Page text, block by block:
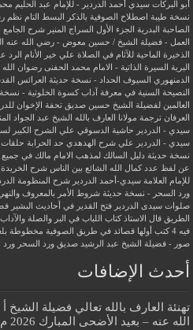
أبو البركات سيدي أحمد الدردير - للإمام عبد الحليم
نسخة طيبة اصطلاح الصوفية بالذكر البسط التام
الصاحبة البدرية
الجزء الأول السراج المنير شرح
العمل - فضيلة الشيخ / حسين معوض - رضي الله عنه
الذخيرة الماحية للآثام في الصلاة علي خير الأنام
الرد
البرية
السيرة الذاتية - الامام محمد الحفنى رضوان الله
الدمنهوري
السيوف الحداد - نسخة حديثة العرائس
النصيحة السنية في معرفة آداب كسوة الخلوتية -
العالمين لفضيلة الشيخ حسين صديق
تحفة الإخوان
العرفان ترجمة مولانا العارف بالله الشيخ عبد الجواد
سيدي - الدردير
حاشية الدسوقي علي الشرح الكبير
سيدي - الدردير علي شرح الهدهدي حد الحرابة حلقات
نسخة حديثة دليل السالك لمذهب الامام مالك في جميع
عن لفظ عدد كمال الله الشائع بين الناس شرح الخريدة
للإمام العلامة سيدي-أحمد الدردير شرح المنظومة
ورد السحر - نسخة حديثة شروط الأمر بالمعروف
صلوات سيدى الدردير فتح القدير في أحاديث البشير
الطريق
قال الاستاذ كتاب اللباب في البر والصلة
فيه 4 كتب أولها قصائد في طريق الصوفية
مخطوطة
صور - فضيلة الشيخ عبد الرشيد صديق
ورد السحر
أحدث الإضافات
تهنئة العارف بالله تعالي فضيلة
الله عنه – بعيد الأضحى المبارك 2026 م